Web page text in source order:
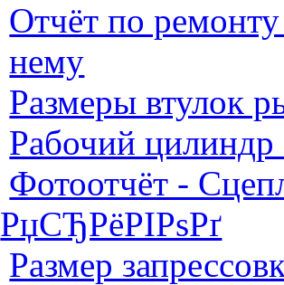
Отчёт по
нему
Размеры втулок
Рабочий цилиндр
Фотоотчёт -
РџСЂРёРІРѕРґ
Размер